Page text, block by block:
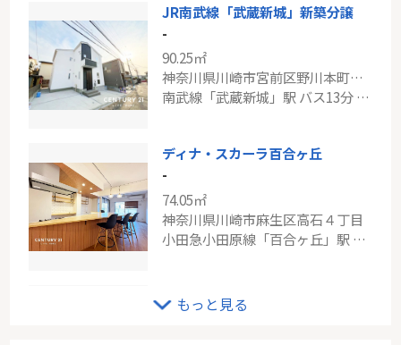
JR南武線「武蔵新城」新築分譲
-
90.25㎡
神奈川県川崎市宮前区野川本町２丁目
南武線「武蔵新城」駅 バス13分 「上野川」 停歩6分
ディナ・スカーラ百合ヶ丘
-
74.05㎡
神奈川県川崎市麻生区高石４丁目
小田急小田原線「百合ヶ丘」駅 徒歩9分
-
もっと見る